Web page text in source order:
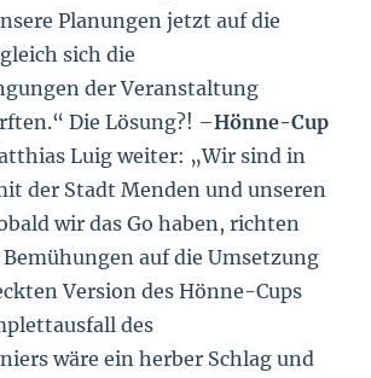
Planungen jetzt auf die
sich die
der Veranstaltung
Die Lösung?! –Hönne-Cup
Luig weiter: „Wir sind in
der Stadt Menden und unseren
wir das Go haben, richten
auf die Umsetzung
Version des Hönne-Cups
des
wäre ein herber Schlag und